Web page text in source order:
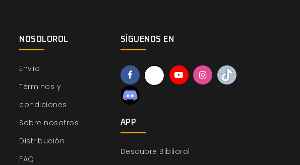
NOSOLOROL
Envío
Términos y
condiciones
Sobre nosotros
Distribución
FAQ
SÍGUENOS EN
APP
Descubre Bibliorol